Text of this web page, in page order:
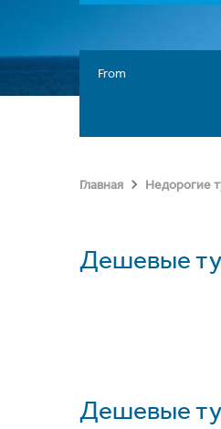
From
Главная Недорогие
Дешевые
Дешевые